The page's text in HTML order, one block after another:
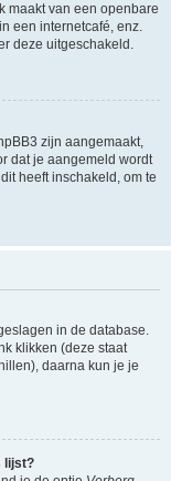
maakt van een openbare
een internetcafé, enz.
deze uitgeschakeld.
zijn aangemaakt,
dat je aangemeld wordt
heeft inschakeld, om te
in de database.
klikken (deze staat
daarna kun je je
lijst?